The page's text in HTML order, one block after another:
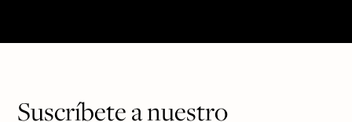
Suscríbete a nuestro